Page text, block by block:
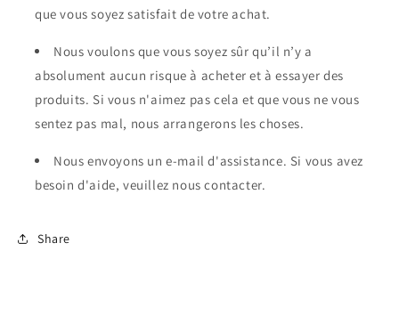
que vous soyez satisfait de votre achat.
Nous voulons que vous soyez sûr qu’il n’y a
absolument aucun risque à acheter et à essayer des
produits. Si vous n'aimez pas cela et que vous ne vous
sentez pas mal, nous arrangerons les choses.
Nous envoyons un e-mail d'assistance. Si vous avez
besoin d'aide, veuillez nous contacter.
Share